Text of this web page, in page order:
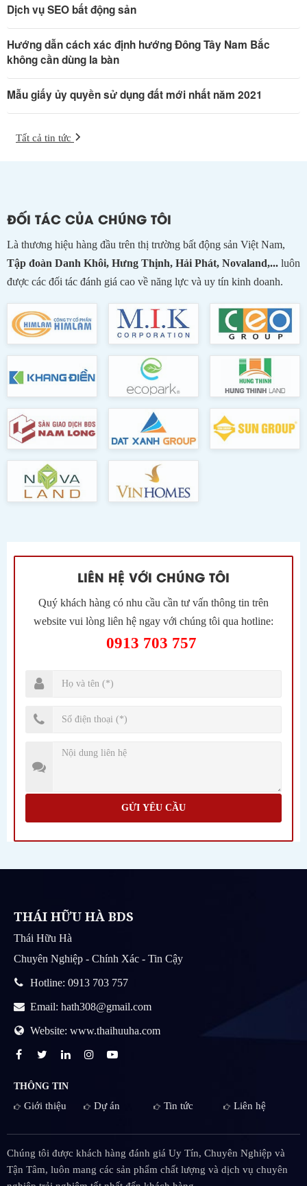
Dịch vụ SEO bất động sản
Hướng dẫn cách xác định hướng Đông Tây Nam Bắc
không cần dùng la bàn
Mẫu giấy ủy quyền sử dụng đất mới nhất năm 2021
Tất cả tin tức
ĐỐI TÁC CỦA CHÚNG TÔI
Là thương hiệu hàng đầu trên thị trường bất động sản Việt Nam,
Tập đoàn Danh Khôi, Hưng Thịnh, Hải Phát, Novaland,... luôn
được các đối tác đánh giá cao về năng lực và uy tín kinh doanh.
LIÊN HỆ VỚI CHÚNG TÔI
Quý khách hàng có nhu cầu cần tư vấn thông tin trên
website vui lòng liên hệ ngay với chúng tôi qua hotline:
0913 703 757
GỬI YÊU CẦU
THÁI HỮU HÀ BDS
Thái Hữu Hà
Chuyên Nghiệp - Chính Xác - Tin Cậy
Hotline: 0913 703 757
Email: hath308@gmail.com
Website: www.thaihuuha.com
THÔNG TIN
Giới thiệu Dự án Tin tức Liên hệ
Chúng tôi được khách hàng đánh giá Uy Tín, Chuyên Nghiệp và
Tận Tâm, luôn mang các sản phẩm chất lượng và dịch vụ chuyên